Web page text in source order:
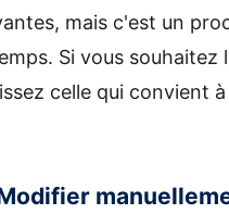
mais c'est un
Si vous souhaitez
celle qui convient